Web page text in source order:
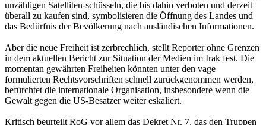
unzähligen Satelliten-schüsseln, die bis dahin verboten und derzeit
überall zu kaufen sind, symbolisieren die Öffnung des Landes und
das Bedürfnis der Bevölkerung nach ausländischen Informationen.
Aber die neue Freiheit ist zerbrechlich, stellt Reporter ohne Grenzen
in dem aktuellen Bericht zur Situation der Medien im Irak fest. Die
momentan gewährten Freiheiten könnten unter den vage
formulierten Rechtsvorschriften schnell zurückgenommen werden,
befürchtet die internationale Organisation, insbesondere wenn die
Gewalt gegen die US-Besatzer weiter eskaliert.
Kritisch beurteilt RoG vor allem das Dekret Nr. 7, das den Truppen